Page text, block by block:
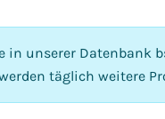
in unserer Datenbank
täglich weitere